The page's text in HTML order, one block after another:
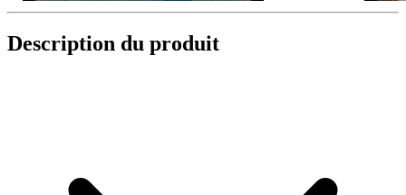
Description du produit